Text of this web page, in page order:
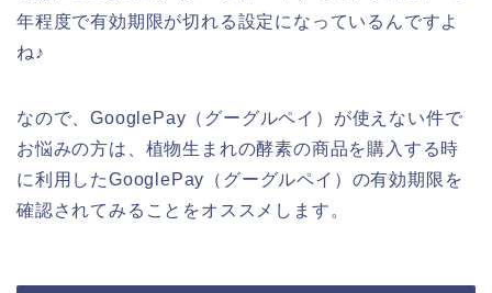
年程度で有効期限が切れる設定になっているんですよ
ね♪
なので、GooglePay（グーグルペイ）が使えない件で
お悩みの方は、植物生まれの酵素の商品を購入する時
に利用したGooglePay（グーグルペイ）の有効期限を
確認されてみることをオススメします。